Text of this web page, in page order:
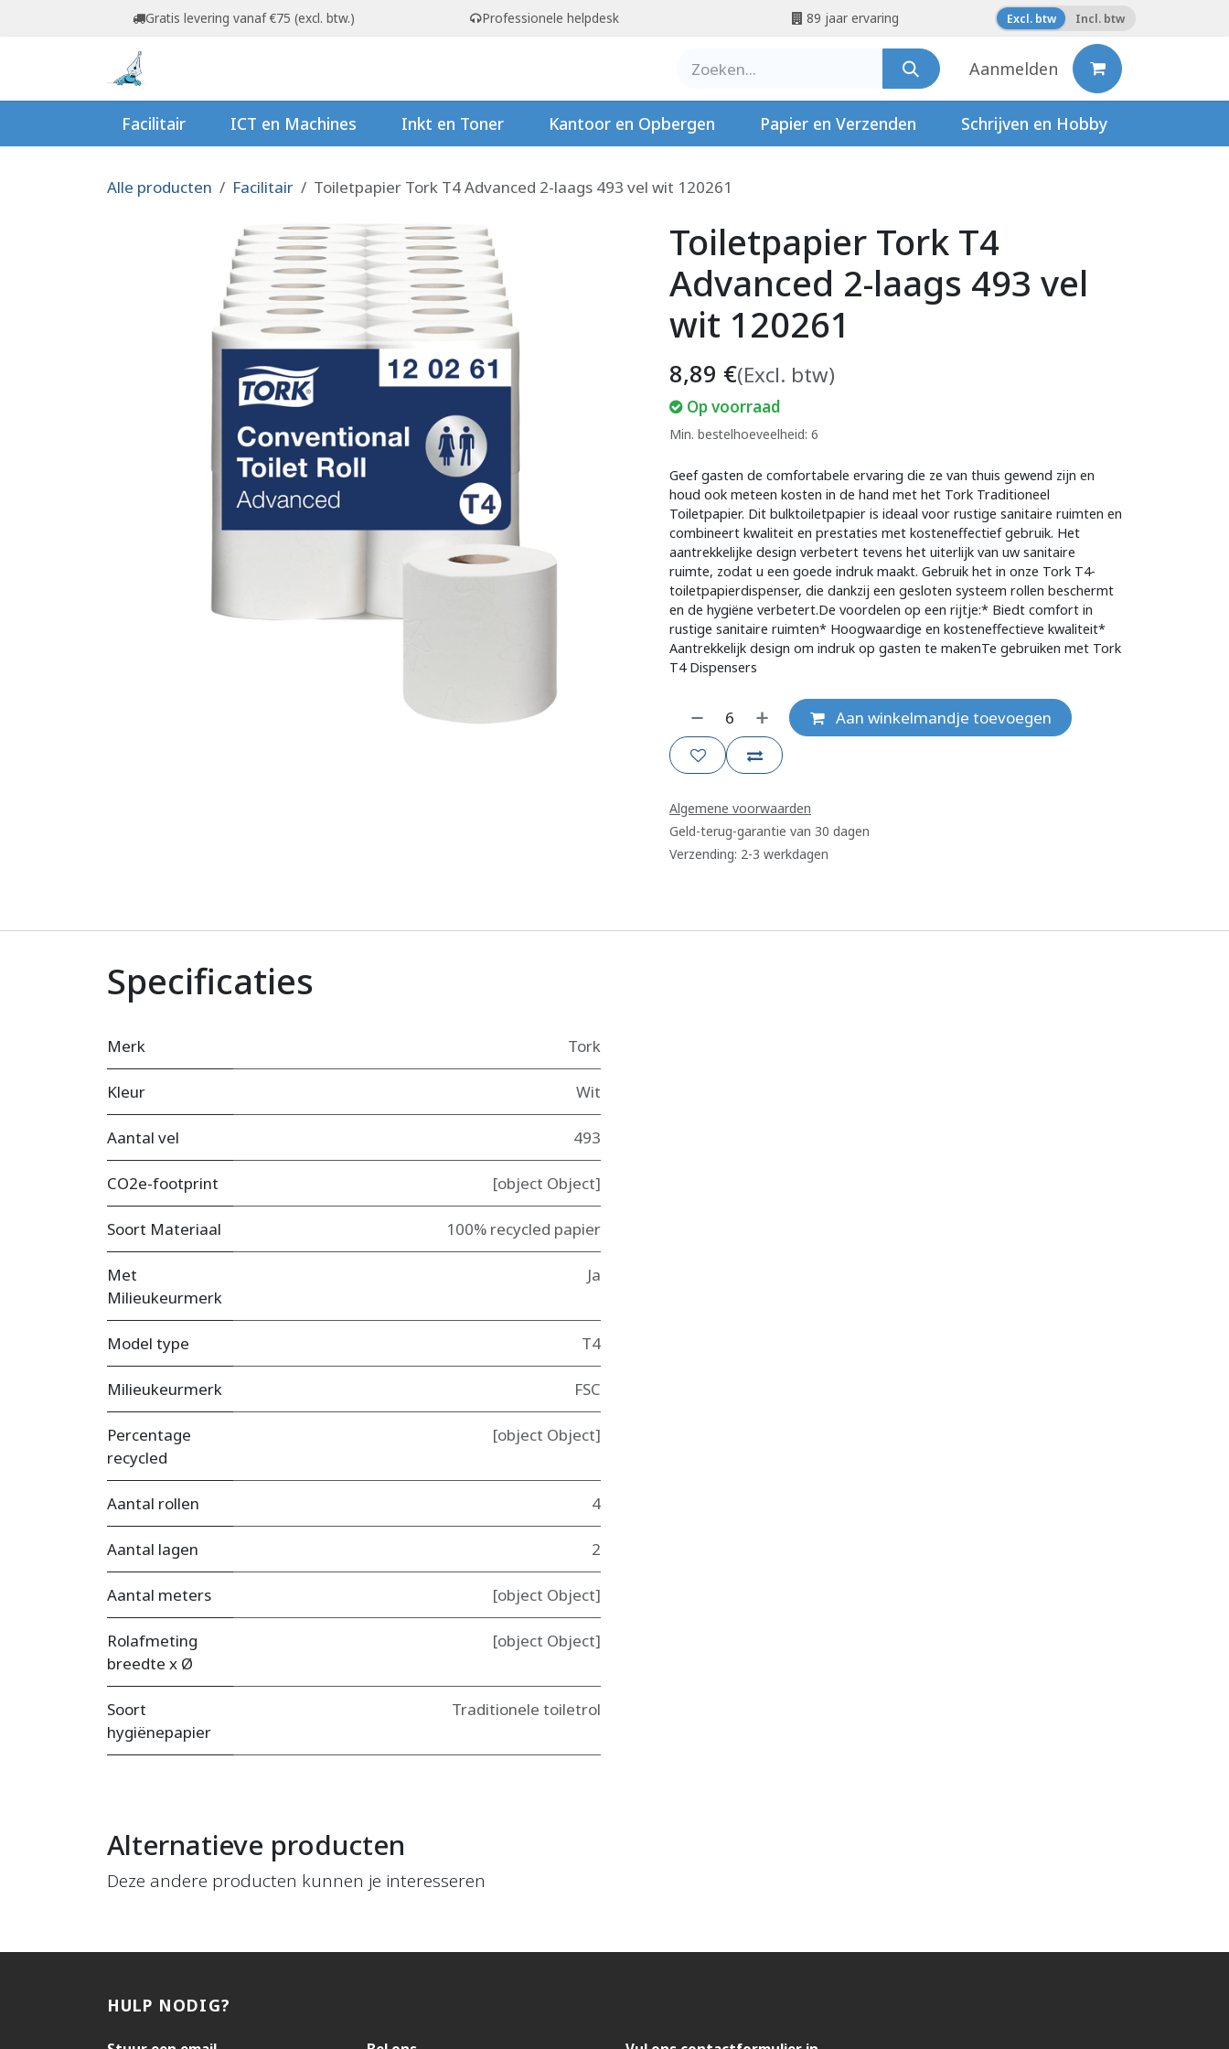
Overslaan naar inhoudGratis levering vanaf €75 (excl. btw.) Professionele helpdesk 89 jaar ervaring Excl. btw Incl. btw
Aanmelden
Facilitair ICT en Machines Inkt en Toner Kantoor en Opbergen Papier en Verzenden Schrijven en Hobby
Alle producten Facilitair Toiletpapier Tork T4 Advanced 2-laags 493 vel wit 120261
Toiletpapier Tork T4
Advanced 2-laags 493 vel
wit 120261
8,89 €(Excl. btw)
Op voorraad
Min. bestelhoeveelheid: 6
Geef gasten de comfortabele ervaring die ze van thuis gewend zijn en
houd ook meteen kosten in de hand met het Tork Traditioneel
Toiletpapier. Dit bulktoiletpapier is ideaal voor rustige sanitaire ruimten en
combineert kwaliteit en prestaties met kosteneffectief gebruik. Het
aantrekkelijke design verbetert tevens het uiterlijk van uw sanitaire
ruimte, zodat u een goede indruk maakt. Gebruik het in onze Tork T4-
toiletpapierdispenser, die dankzij een gesloten systeem rollen beschermt
en de hygiëne verbetert.De voordelen op een rijtje:* Biedt comfort in
rustige sanitaire ruimten* Hoogwaardige en kosteneffectieve kwaliteit*
Aantrekkelijk design om indruk op gasten te makenTe gebruiken met Tork
T4 Dispensers
Aan winkelmandje toevoegen
Algemene voorwaarden
Geld-terug-garantie van 30 dagen
Verzending: 2-3 werkdagen
Specificaties
Merk Tork
Kleur Wit
Aantal vel 493
CO2e-footprint [object Object]
Soort Materiaal 100% recycled papier
Met
Milieukeurmerk
Ja
Model type T4
Milieukeurmerk FSC
Percentage
recycled
[object Object]
Aantal rollen 4
Aantal lagen 2
Aantal meters [object Object]
Rolafmeting
breedte x Ø
[object Object]
Soort
hygiënepapier
Traditionele toiletrol
Alternatieve producten
Deze andere producten kunnen je interesseren
HULP NODIG?